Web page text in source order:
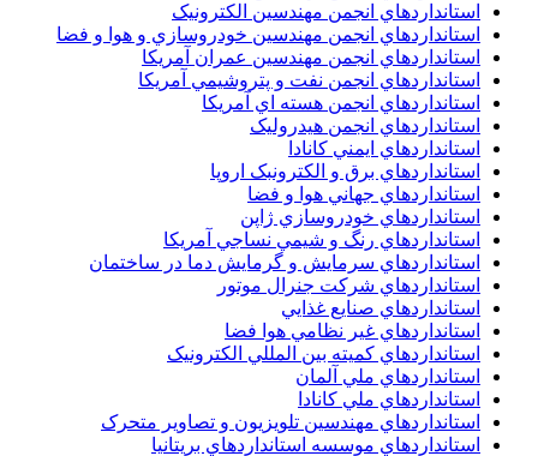
استانداردهاي انجمن مهندسين الکترونيک
استانداردهاي انجمن مهندسين خودروسازي و هوا و فضا
استانداردهاي انجمن مهندسين عمران آمريکا
استانداردهاي انجمن نفت و پتروشيمي آمريکا
استانداردهاي انجمن هسته اي آمريکا
استانداردهاي انجمن هيدروليک
استانداردهاي ايمني کانادا
استانداردهاي برق و الکترونبک اروپا
استانداردهاي جهاني هوا و فضا
استانداردهاي خودروسازي ژاپن
استانداردهاي رنگ و شيمي نساجي آمريکا
استانداردهاي سرمايش و گرمايش دما در ساختمان
استانداردهاي شرکت جنرال موتور
استانداردهاي صنايع غذايي
استانداردهاي غير نظامي هوا فضا
استانداردهاي کميته بين المللي الکترونيک
استانداردهاي ملي آلمان
استانداردهاي ملي کانادا
استانداردهاي مهندسين تلويزيون و تصاوير متحرک
استانداردهاي موسسه استانداردهاي بريتانيا